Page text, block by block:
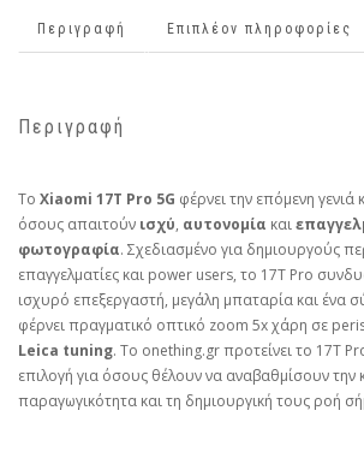
Περιγραφή Επιπλέον πληροφορίες
Περιγραφή
Το Xiaomi 17T Pro 5G φέρνει την επόμενη γενιά
όσους απαιτούν ισχύ, αυτονομία και
φωτογραφία. Σχεδιασμένο για δημιουργούς
επαγγελματίες και power users, το 17T Pro
ισχυρό επεξεργαστή, μεγάλη μπαταρία και ένα
φέρνει πραγματικό οπτικό zoom 5x χάρη σε
Leica tuning. Το onething.gr προτείνει το 17T
επιλογή για όσους θέλουν να αναβαθμίσουν την
παραγωγικότητα και τη δημιουργική τους ροή